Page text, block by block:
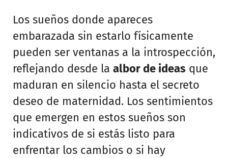
Los sueños donde apareces
embarazada sin estarlo físicamente
pueden ser ventanas a la introspección,
reflejando desde la albor de ideas que
maduran en silencio hasta el secreto
deseo de maternidad. Los sentimientos
que emergen en estos sueños son
indicativos de si estás listo para
enfrentar los cambios o si hay